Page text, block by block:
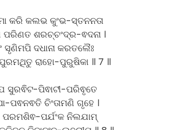
କରି କଲଭ କୁଂଭ-ସ୍ତନନତା
ପରିଣତ ଶରଚ୍ଚଂଦ୍ର-ଵଦନା ।
ସୃଣିମପି ଦଧାନା କରତଲୈଃ
ପୁରମଥିତୁ ରାହୋ-ପୁରୁଷିକା ॥ 7 ॥
ସୁରଵିଟ-ପିଵାଟୀ-ପରିଵୃତେ
ପଵନଵତି ଚିଂତାମଣି ଗୃହେ ।
ପରମଶିଵ-ପର୍ଯଂକ ନିଲଯାମ୍